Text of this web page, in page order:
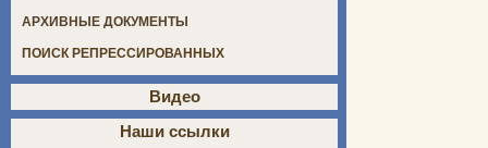
АРХИВНЫЕ ДОКУМЕНТЫ
ПОИСК РЕПРЕССИРОВАННЫХ
Видео
Наши ссылки